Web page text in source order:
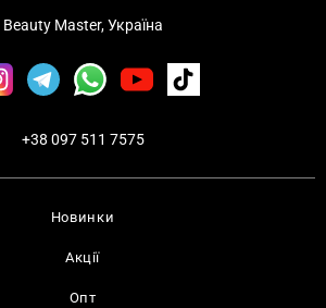
Новинки
Акції
Опт
Beauty Master, Україна
+38 097 511 7575